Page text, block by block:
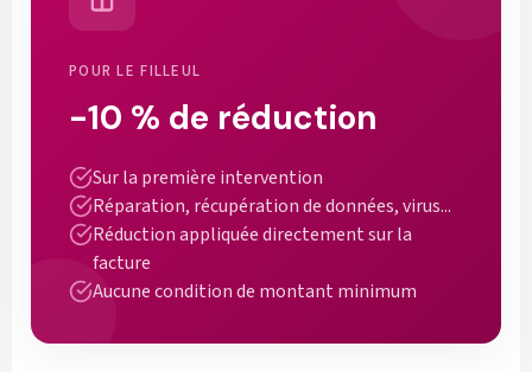
POUR LE FILLEUL
-10 % de réduction
Sur la première intervention
Réparation, récupération de données, virus...
Réduction appliquée directement sur la
facture
Aucune condition de montant minimum